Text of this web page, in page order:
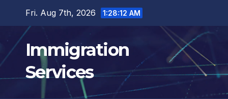
content
Fri. Aug 7th, 2026 1:28:13 AM
Immigration
Services